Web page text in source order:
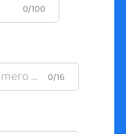
0/100
0/16